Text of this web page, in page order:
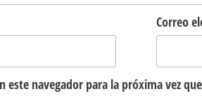
Correo
navegador para la próxima vez